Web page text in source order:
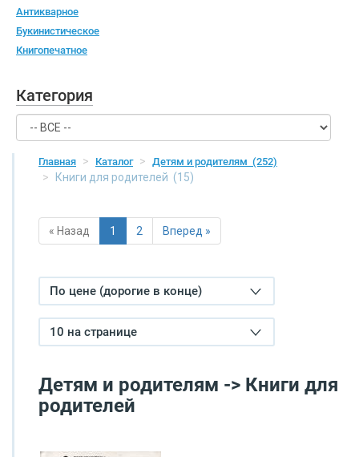
Антикварное
Букинистическое
Книгопечатное
Категория
Главная Каталог Детям и родителям (252)
Книги для родителей (15)
« Назад 1 2 Вперед »
По цене (дорогие в конце)
10 на странице
Детям и родителям -> Книги для
родителей